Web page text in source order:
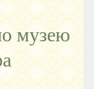
музею